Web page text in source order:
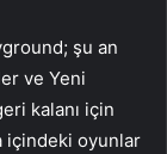
şu an
ve Yeni
kalanı için
içindeki oyunlar